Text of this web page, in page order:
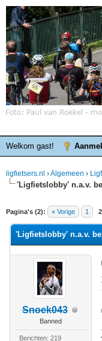
Welkom gast!
ligfietsers.nl ›Algemeen ›
'Ligfietslobby' n.a.v.
Pagina's (2): « Vorige 1 2
waardering is 0
'Ligfietslobby' n.a.v.
Snoek043
Banned
Berichten: 219